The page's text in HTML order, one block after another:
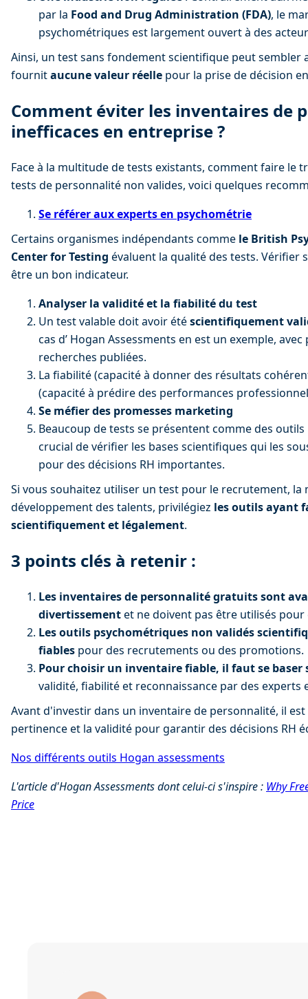
par la Food and Drug Administration (FDA), le
psychométriques est largement ouvert à des
Ainsi, un test sans fondement scientifique peut
fournit aucune valeur réelle pour la prise de décision
Comment éviter les inventaires de
inefficaces en entreprise ?
Face à la multitude de tests existants, comment faire le
tests de personnalité non valides, voici quelques
Se référer aux experts en psychométrie
Certains organismes indépendants comme le British
Center for Testing évaluent la qualité des tests. Vérifier
être un bon indicateur.
Analyser la validité et la fiabilité du test
Un test valable doit avoir été scientifiquement
cas d’ Hogan Assessments en est un exemple,
recherches publiées.
La fiabilité (capacité à donner des résultats
(capacité à prédire des performances
Se méfier des promesses marketing
Beaucoup de tests se présentent comme des
crucial de vérifier les bases scientifiques qui les
pour des décisions RH importantes.
Si vous souhaitez utiliser un test pour le recrutement,
développement des talents, privilégiez les outils ayant
scientifiquement et légalement.
3 points clés à retenir :
Les inventaires de personnalité gratuits sont
divertissement et ne doivent pas être utilisés
Les outils psychométriques non validés
fiables pour des recrutements ou des promotions.
Pour choisir un inventaire fiable, il faut se baser
validité, fiabilité et reconnaissance par des experts
Avant d'investir dans un inventaire de personnalité, il
pertinence et la validité pour garantir des décisions RH
Nos différents outils Hogan assessments
L'article d'Hogan Assessments dont celui-ci s'inspire : Why
Price